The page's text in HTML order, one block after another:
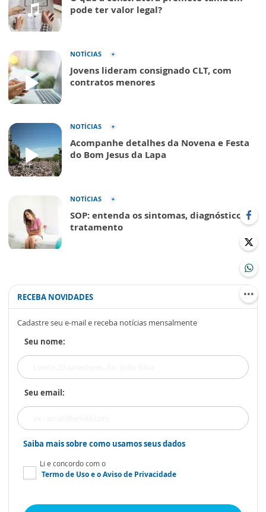
pode ter valor legal?
NOTÍCIAS
Jovens lideram consignado CLT, com
contratos menores
NOTÍCIAS
Acompanhe detalhes da Novena e Festa
do Bom Jesus da Lapa
NOTÍCIAS
SOP: entenda os sintomas, diagnóstico e
tratamento
RECEBA NOVIDADES
Cadastre seu e-mail e receba notícias mensalmente
Seu nome:
Seu email:
Saiba mais sobre como usamos seus dados
Li e concordo com o
Termo de Usoe oAviso de Privacidade